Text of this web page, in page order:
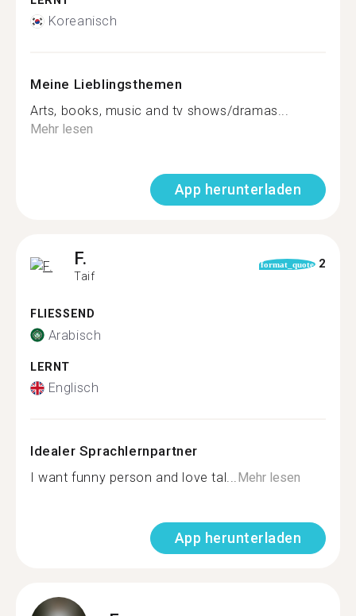
Koreanisch
Meine Lieblingsthemen
Arts, books, music and tv shows/dramas...
Mehr lesen
App herunterladen
F.
Taif
format_quote 2
FLIESSEND
Arabisch
LERNT
Englisch
Idealer Sprachlernpartner
I want funny person and love tal...Mehr lesen
App herunterladen